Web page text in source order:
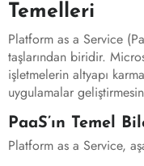
Temelleri
Platform as a Service
taşlarından biridir.
işletmelerin altyapı
uygulamalar
PaaS’ın Temel
Platform as a Service,